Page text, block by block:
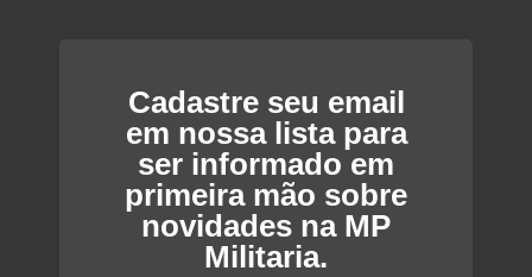
R$45,00.
Cadastre seu email
em nossa lista para
ser informado em
primeira mão sobre
novidades na MP
Militaria.